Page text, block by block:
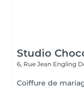
Studio
6, Rue Jean Engling
Coiffure de